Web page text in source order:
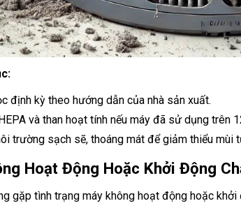
định kỳ theo hướng dẫn của nhà sản xuất.
và than hoạt tính nếu máy đã sử dụng trên
trường sạch sẽ, thoáng mát để giảm thiểu mùi
Hoạt Động Hoặc Khởi Động
gặp tình trạng máy không hoạt động hoặc